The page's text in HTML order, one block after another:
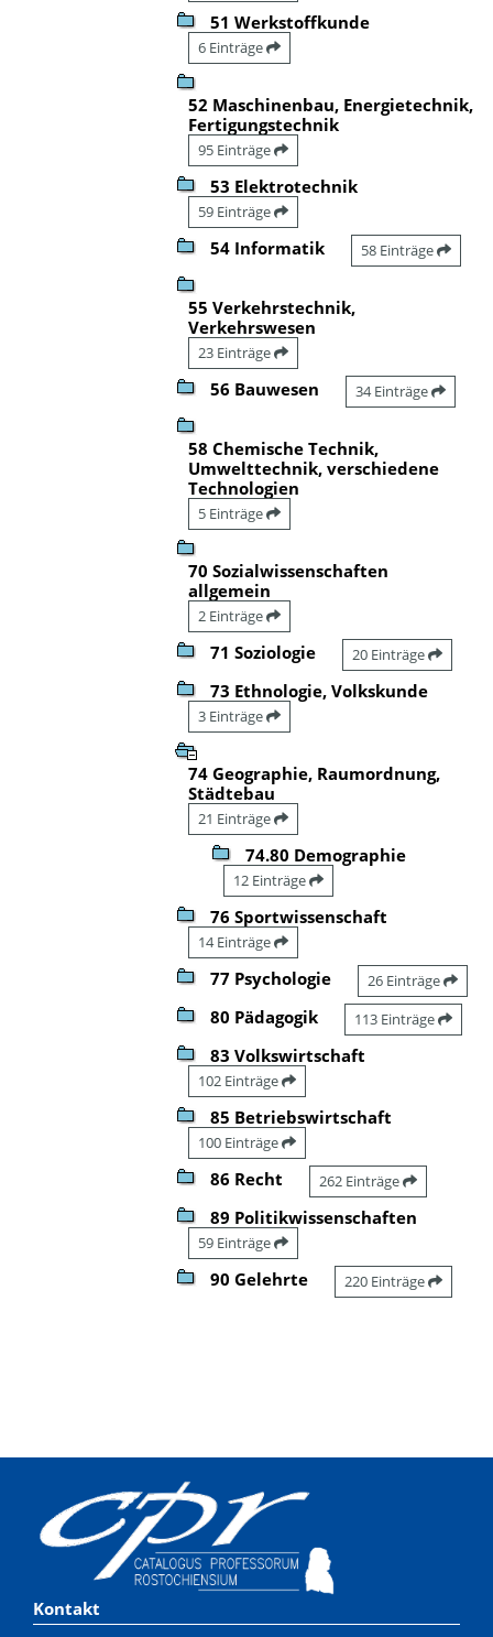
51 Werkstoffkunde
6 Einträge
52 Maschinenbau, Energietechnik,
Fertigungstechnik
95 Einträge
53 Elektrotechnik
59 Einträge
54 Informatik 58 Einträge
55 Verkehrstechnik,
Verkehrswesen
23 Einträge
56 Bauwesen 34 Einträge
58 Chemische Technik,
Umwelttechnik, verschiedene
Technologien
5 Einträge
70 Sozialwissenschaften
allgemein
2 Einträge
71 Soziologie 20 Einträge
73 Ethnologie, Volkskunde
3 Einträge
74 Geographie, Raumordnung,
Städtebau
21 Einträge
74.80 Demographie
12 Einträge
76 Sportwissenschaft
14 Einträge
77 Psychologie 26 Einträge
80 Pädagogik 113 Einträge
83 Volkswirtschaft
102 Einträge
85 Betriebswirtschaft
100 Einträge
86 Recht 262 Einträge
89 Politikwissenschaften
59 Einträge
90 Gelehrte 220 Einträge
Kontakt